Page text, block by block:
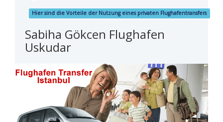
Hier sind die Vorteile der Nutzung eines privaten Flughafentransfers
Sabiha Gökcen Flughafen
Uskudar